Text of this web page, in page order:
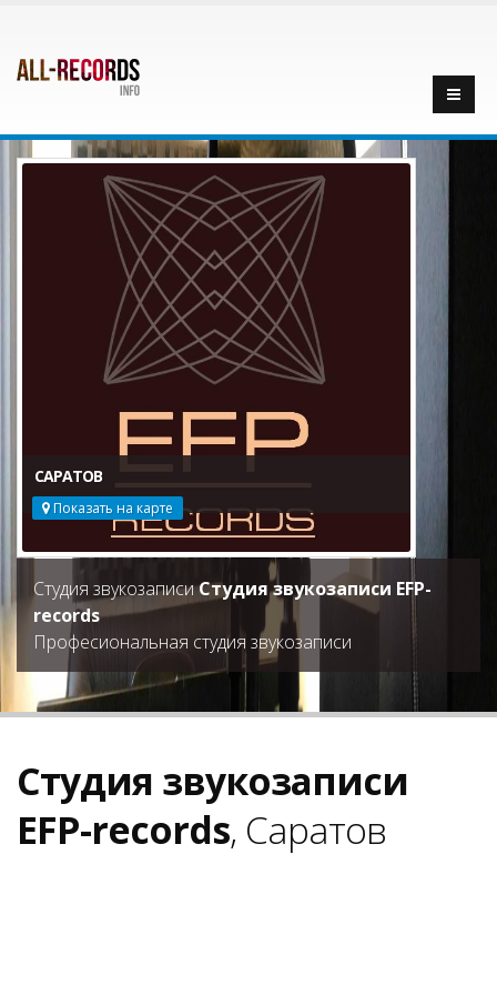
САРАТОВ
Показать на карте
Студия звукозаписиСтудия звукозаписи EFP-
records
Професиональная студия звукозаписи
Студия звукозаписи
EFP-records, Саратов